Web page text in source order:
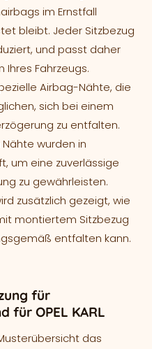
im Ernstfall
bleibt. Jeder Sitzbezug
und passt daher
Ihres Fahrzeugs.
Airbag-Nähte, die
sich bei einem
zu entfalten.
wurden in
um eine zuverlässige
zu gewährleisten.
zusätzlich gezeigt, wie
montiertem Sitzbezug
entfalten kann.
für
für OPEL KARL
das